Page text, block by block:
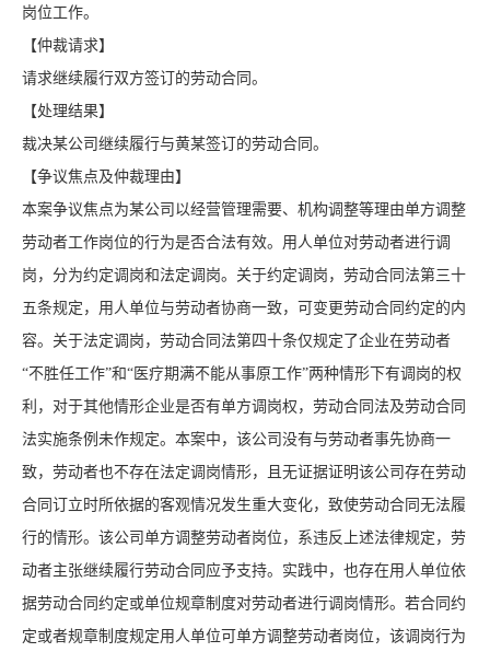
岗位工作。
【仲裁请求】
请求继续履行双方签订的劳动合同。
【处理结果】
裁决某公司继续履行与黄某签订的劳动合同。
【争议焦点及仲裁理由】
本案争议焦点为某公司以经营管理需要、机构调整等理由单方调整
劳动者工作岗位的行为是否合法有效。用人单位对劳动者进行调
岗，分为约定调岗和法定调岗。关于约定调岗，劳动合同法第三十
五条规定，用人单位与劳动者协商一致，可变更劳动合同约定的内
容。关于法定调岗，劳动合同法第四十条仅规定了企业在劳动者
“不胜任工作”和“医疗期满不能从事原工作”两种情形下有调岗的权
利，对于其他情形企业是否有单方调岗权，劳动合同法及劳动合同
法实施条例未作规定。本案中，该公司没有与劳动者事先协商一
致，劳动者也不存在法定调岗情形，且无证据证明该公司存在劳动
合同订立时所依据的客观情况发生重大变化，致使劳动合同无法履
行的情形。该公司单方调整劳动者岗位，系违反上述法律规定，劳
动者主张继续履行劳动合同应予支持。实践中，也存在用人单位依
据劳动合同约定或单位规章制度对劳动者进行调岗情形。若合同约
定或者规章制度规定用人单位可单方调整劳动者岗位，该调岗行为